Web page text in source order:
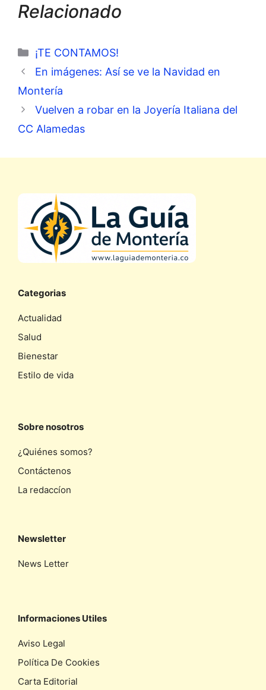
Relacionado
Categorías
¡TE CONTAMOS!
En imágenes: Así se ve la Navidad en
Montería
Vuelven a robar en la Joyería Italiana del
CC Alamedas
Categorias
Actualidad
Salud
Bienestar
Estilo de vida
Sobre nosotros
¿Quiénes somos?
Contáctenos
La redaccíon
Newsletter
News Letter
Informaciones Utiles
Aviso Legal
Política De Cookies
Carta Editorial